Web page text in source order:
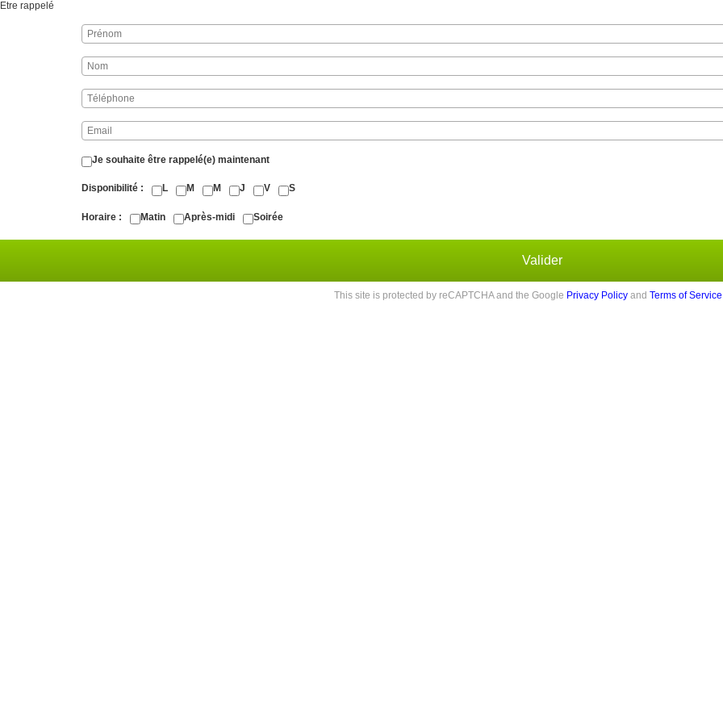
Etre rappelé
Je souhaite être rappelé(e) maintenant
Disponibilité L M M J V S
Horaire Matin Après-midi Soirée
Valider
This site is protected by reCAPTCHA and the Google Privacy Policyand Terms of Service